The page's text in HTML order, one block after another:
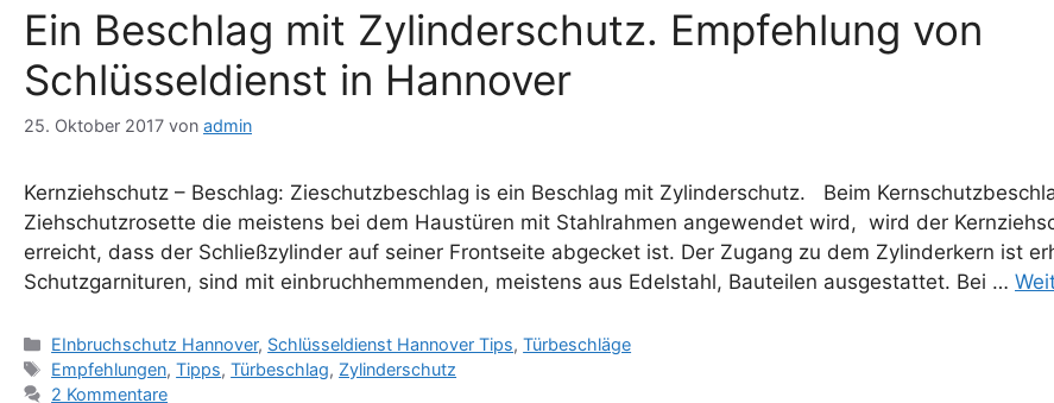
Ein Beschlag mit Zylinderschutz. Empfehlung von
Schlüsseldienst in Hannover
25. Oktober 2017 von admin
Kernziehschutz – Beschlag: Zieschutzbeschlag is ein Beschlag mit Zylinderschutz. Beim
Ziehschutzrosette die meistens bei dem Haustüren mit Stahlrahmen angewendet wird, wird der
erreicht, dass der Schließzylinder auf seiner Frontseite abgecket ist. Der Zugang zu dem Zylinderkern ist
Schutzgarnituren, sind mit einbruchhemmenden, meistens aus Edelstahl, Bauteilen ausgestattet. Bei …
Kategorien
EInbruchschutz Hannover, Schlüsseldienst Hannover Tips,Türbeschläge
Schlagwörter
Empfehlungen,Tipps,Türbeschlag, Zylinderschutz
2 Kommentare